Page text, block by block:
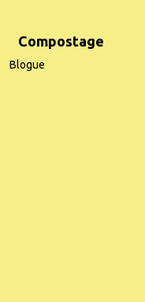
Compostage
Blogue